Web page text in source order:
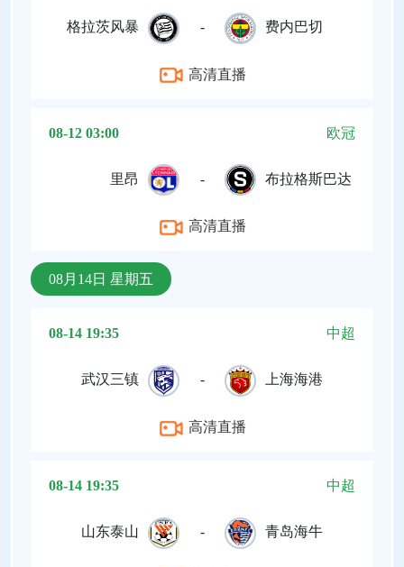
格拉茨风暴 - 费内巴切
高清直播
08-12 03:00 欧冠
里昂 - 布拉格斯巴达
高清直播
08月14日 星期五
08-14 19:35 中超
武汉三镇 - 上海海港
高清直播
08-14 19:35 中超
山东泰山 - 青岛海牛